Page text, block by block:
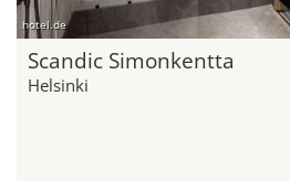
hotel.de
Scandic Simonkentta
Helsinki